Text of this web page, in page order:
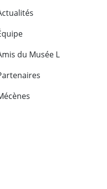
du Musée L